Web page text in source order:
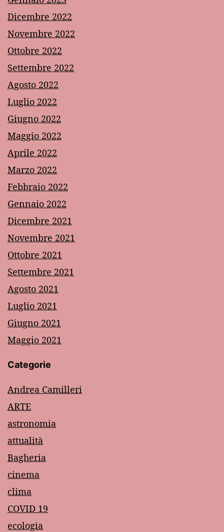
Dicembre 2022
Novembre 2022
Ottobre 2022
Settembre 2022
Agosto 2022
Luglio 2022
Giugno 2022
Maggio 2022
Aprile 2022
Marzo 2022
Febbraio 2022
Gennaio 2022
Dicembre 2021
Novembre 2021
Ottobre 2021
Settembre 2021
Agosto 2021
Luglio 2021
Giugno 2021
Maggio 2021
Categorie
Andrea Camilleri
ARTE
astronomia
attualità
Bagheria
cinema
clima
COVID 19
ecologia